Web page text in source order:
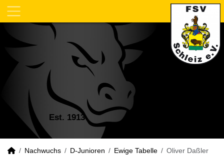
Est. 1913
Nachwuchs D-Junioren Ewige Tabelle Oliver Daßler